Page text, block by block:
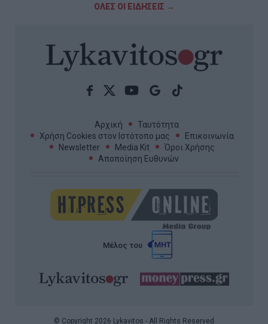
ΟΛΕΣ ΟΙ ΕΙΔΗΣΕΙΣ →
Αρχική
Ταυτότητα
Χρήση Cookies στον Ιστότοπο μας
Επικοινωνία
Newsletter
Media Kit
Όροι Χρήσης
Αποποίηση Ευθυνών
Μέλος του
© Copyright 2026 Lykavitos - All Rights Reserved